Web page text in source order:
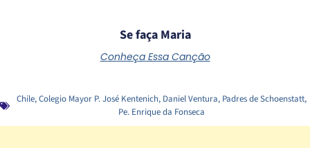
Se faça Maria
Conheça Essa Canção
Chile,Colegio Mayor P. José Kentenich, Daniel Ventura, Padres de Schoenstatt,
Pe. Enrique da Fonseca